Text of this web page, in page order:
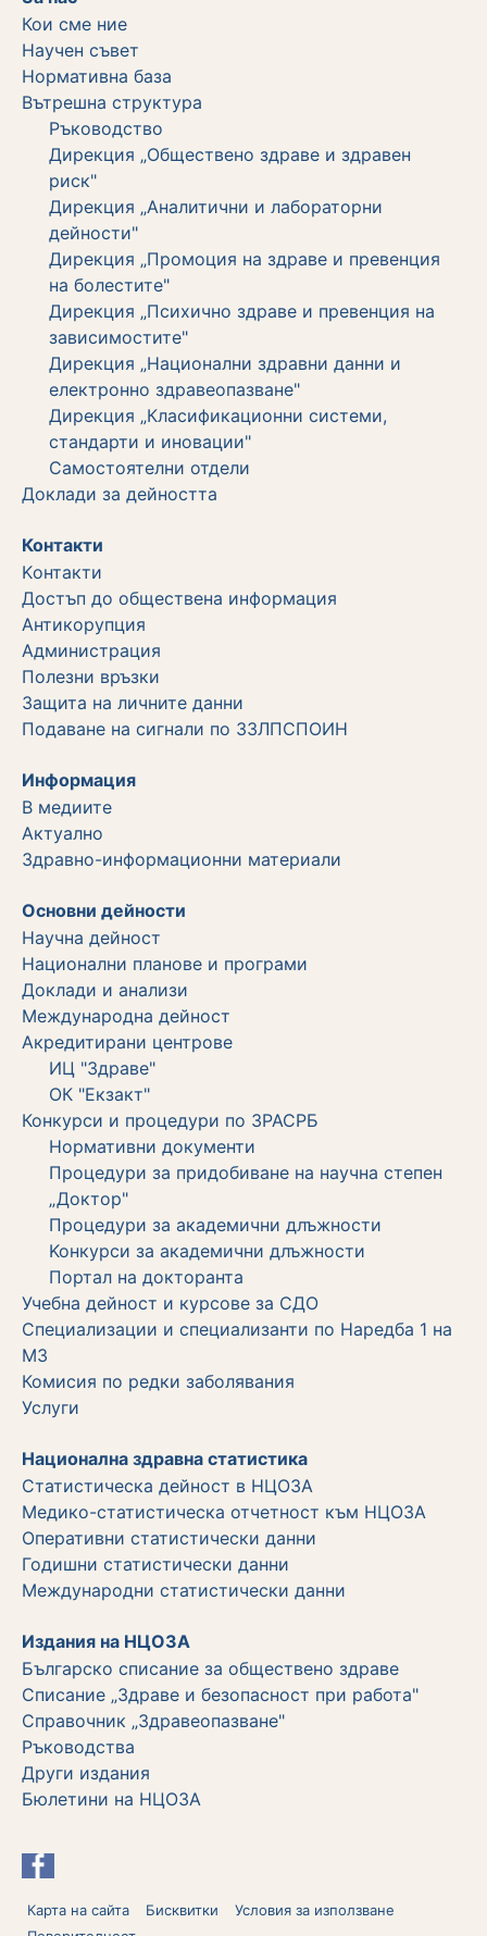
Кои сме ние
Научен съвет
Нормативна база
Вътрешна структура
Ръководство
Дирекция „Обществено здраве и здравен
риск"
Дирекция „Аналитични и лабораторни
дейности"
Дирекция „Промоция на здраве и превенция
на болестите"
Дирекция „Психично здраве и превенция на
зависимостите"
Дирекция „Национални здравни данни и
електронно здравеопазване"
Дирекция „Класификационни системи,
стандарти и иновации"
Самостоятелни отдели
Дoклади за дейността
Контакти
Kонтакти
Достъп до обществена информация
Aнтикорупция
Администрация
Полезни връзки
Защита на личните данни
Подаване на сигнали по ЗЗЛПСПОИН
Информация
В медиите
Актуално
Здравно-информационни материали
Основни дейности
Научна дейност
Национални планове и програми
Доклади и анализи
Международна дейност
Акредитирани центрове
ИЦ "Здраве"
ОК "Екзакт"
Конкурси и процедури по ЗРАСРБ
Нормативни документи
Процедури за придобиване на научна степен
„Доктор"
Процедури за академични длъжности
Koнкурси за академични длъжности
Портал на докторанта
Учебна дейност и курсове за СДО
Специализации и специализанти по Наредба 1 на
МЗ
Комисия по редки заболявания
Услуги
Национална здравна статистика
Статистическа дейност в НЦОЗА
Медико-статистическа отчетност към НЦОЗА
Оперативни статистически данни
Годишни статистически данни
Международни статистически данни
Издания на НЦОЗА
Българско списание за обществено здраве
Списание „Здраве и безопасност при работа"
Справочник „Здравеопазване"
Ръководства
Други издания
Бюлетини на НЦОЗА
Карта на сайта Бисквитки
Условия за използване